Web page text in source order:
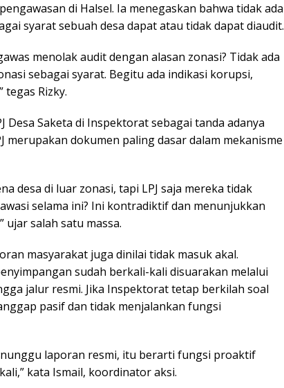
di Halsel. Ia menegaskan bahwa tidak ada
syarat sebuah desa dapat atau tidak dapat diaudit.
menolak audit dengan alasan zonasi? Tidak ada
sebagai syarat. Begitu ada indikasi korupsi,
Rizky.
Desa Saketa di Inspektorat sebagai tanda adanya
merupakan dokumen paling dasar dalam mekanisme
desa di luar zonasi, tapi LPJ saja mereka tidak
selama ini? Ini kontradiktif dan menunjukkan
ujar salah satu massa.
masyarakat juga dinilai tidak masuk akal.
sudah berkali-kali disuarakan melalui
jalur resmi. Jika Inspektorat tetap berkilah soal
pasif dan tidak menjalankan fungsi
laporan resmi, itu berarti fungsi proaktif
kata Ismail, koordinator aksi.